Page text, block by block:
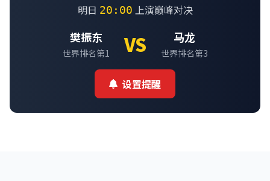
明日 20:00 上演巅峰对决
樊振东
世界排名第1 VS 马龙
世界排名第3
设置提醒